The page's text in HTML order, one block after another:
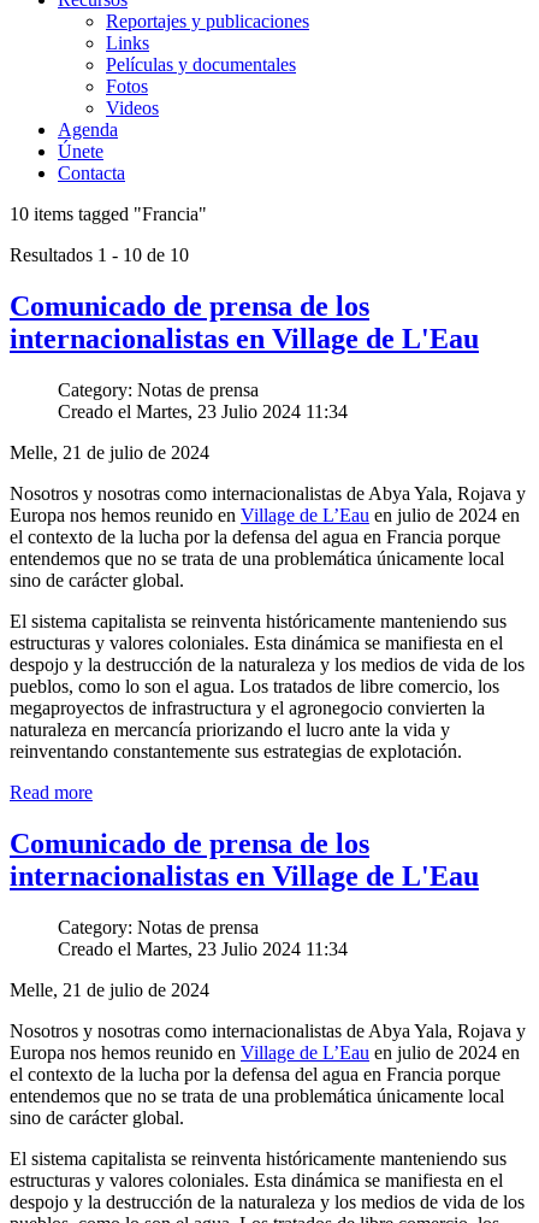
Reportajes y publicaciones
Links
Películas y documentales
Fotos
Videos
Agenda
Únete
Contacta
10 items tagged "Francia"
Resultados 1 - 10 de 10
Comunicado de prensa de los
internacionalistas en Village de L'Eau
Category: Notas de prensa
Creado el Martes, 23 Julio 2024 11:34
Melle, 21 de julio de 2024
Nosotros y nosotras como internacionalistas de Abya Yala, Rojava y
Europa nos hemos reunido en Village de L’Eau en julio de 2024 en
el contexto de la lucha por la defensa del agua en Francia porque
entendemos que no se trata de una problemática únicamente local
sino de carácter global.
El sistema capitalista se reinventa históricamente manteniendo sus
estructuras y valores coloniales. Esta dinámica se manifiesta en el
despojo y la destrucción de la naturaleza y los medios de vida de los
pueblos, como lo son el agua. Los tratados de libre comercio, los
megaproyectos de infrastructura y el agronegocio convierten la
naturaleza en mercancía priorizando el lucro ante la vida y
reinventando constantemente sus estrategias de explotación.
Read more
Comunicado de prensa de los
internacionalistas en Village de L'Eau
Category: Notas de prensa
Creado el Martes, 23 Julio 2024 11:34
Melle, 21 de julio de 2024
Nosotros y nosotras como internacionalistas de Abya Yala, Rojava y
Europa nos hemos reunido en Village de L’Eau en julio de 2024 en
el contexto de la lucha por la defensa del agua en Francia porque
entendemos que no se trata de una problemática únicamente local
sino de carácter global.
El sistema capitalista se reinventa históricamente manteniendo sus
estructuras y valores coloniales. Esta dinámica se manifiesta en el
despojo y la destrucción de la naturaleza y los medios de vida de los